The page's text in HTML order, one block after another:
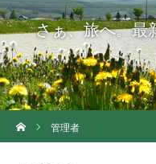
さぁ、旅へ。最
管理者